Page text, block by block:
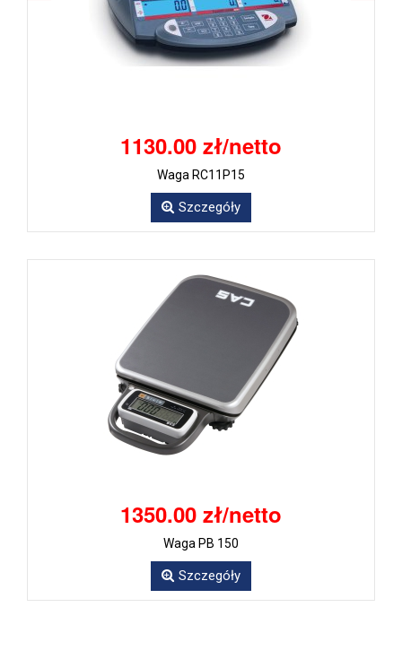
1130.00 zł/netto
Waga RC11P15
Szczegóły
1350.00 zł/netto
Waga PB 150
Szczegóły